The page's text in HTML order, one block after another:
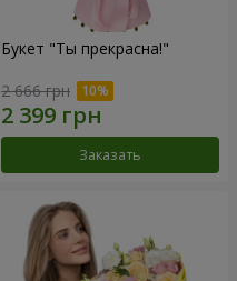
Букет "Ты прекрасна!"
2 666 грн
Заказать